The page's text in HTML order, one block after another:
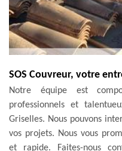
SOS Couvreur, votre
Notre équipe est
professionnels et
Griselles. Nous pouvons
vos projets. Nous vous
et rapide. Faites-nous